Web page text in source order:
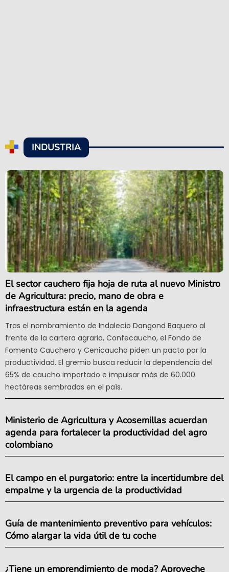
INDUSTRIA
El sector cauchero fija hoja de ruta al nuevo Ministro
de Agricultura: precio, mano de obra e
infraestructura están en la agenda
Tras el nombramiento de Indalecio Dangond Baquero al
frente de la cartera agraria, Confecaucho, el Fondo de
Fomento Cauchero y Cenicaucho piden un pacto por la
productividad. El gremio busca reducir la dependencia del
65% de caucho importado e impulsar más de 60.000
hectáreas sembradas en el país.
Ministerio de Agricultura y Acosemillas acuerdan
agenda para fortalecer la productividad del agro
colombiano
El campo en el purgatorio: entre la incertidumbre del
empalme y la urgencia de la productividad
Guía de mantenimiento preventivo para vehículos:
Cómo alargar la vida útil de tu coche
¿Tiene un emprendimiento de moda? Aproveche